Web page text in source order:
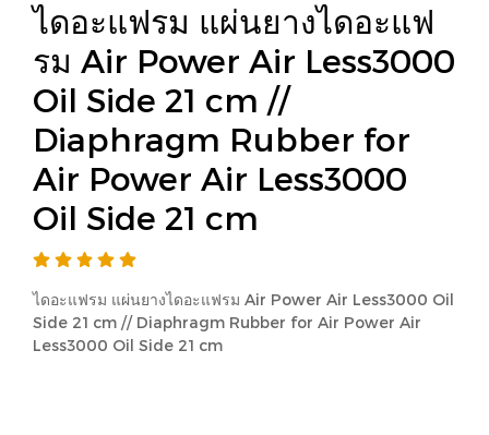
ไดอะแฟรม แผ่นยางไดอะแฟ
รม Air Power Air Less3000
Oil Side 21 cm //
Diaphragm Rubber for
Air Power Air Less3000
Oil Side 21 cm
ไดอะแฟรม แผ่นยางไดอะแฟรม Air Power Air Less3000 Oil
Side 21 cm // Diaphragm Rubber for Air Power Air
Less3000 Oil Side 21 cm